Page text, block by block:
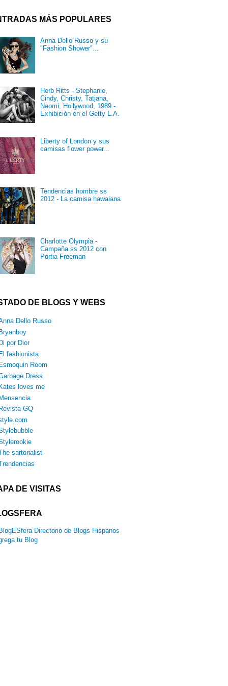
MÁS POPULARES
Anna Dello Russo y su
"Fashion Shower"...
Herb Ritts - Stephanie,
Cindy, Christy, Tatjana,
Naomi, Hollywood, 1989 -
Exhibición en el Getty L.A.
Liberty of London y sus
camisas flower power...
Tendencias hombre ss
2012 - La camisa hawaiana
Charlotte Olympia -
Campaña ss 2012 con
Portia Freeman
DE BLOGS Y WEBS
Dello Russo
por Dior
fashionista
Room
Dress
loves me
GQ
sartorialist
DE VISITAS